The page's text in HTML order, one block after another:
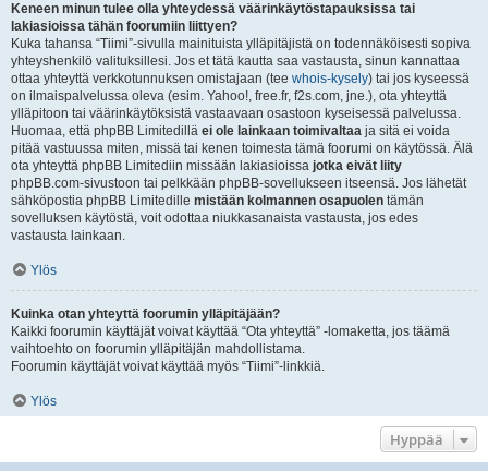
Keneen minun tulee olla yhteydessä väärinkäytöstapauksissa tai
lakiasioissa tähän foorumiin liittyen?
Kuka tahansa “Tiimi”-sivulla mainituista ylläpitäjistä on todennäköisesti sopiva
yhteyshenkilö valituksillesi. Jos et tätä kautta saa vastausta, sinun kannattaa
ottaa yhteyttä verkkotunnuksen omistajaan (tee whois-kysely) tai jos kyseessä
on ilmaispalvelussa oleva (esim. Yahoo!, free.fr, f2s.com, jne.), ota yhteyttä
ylläpitoon tai väärinkäytöksistä vastaavaan osastoon kyseisessä palvelussa.
Huomaa, että phpBB Limitedillä ei ole lainkaan toimivaltaa ja sitä ei voida
pitää vastuussa miten, missä tai kenen toimesta tämä foorumi on käytössä. Älä
ota yhteyttä phpBB Limitediin missään lakiasioissa jotka eivät liity
phpBB.com-sivustoon tai pelkkään phpBB-sovellukseen itseensä. Jos lähetät
sähköpostia phpBB Limitedille mistään kolmannen osapuolen tämän
sovelluksen käytöstä, voit odottaa niukkasanaista vastausta, jos edes
vastausta lainkaan.
Ylös
Kuinka otan yhteyttä foorumin ylläpitäjään?
Kaikki foorumin käyttäjät voivat käyttää “Ota yhteyttä” -lomaketta, jos täämä
vaihtoehto on foorumin ylläpitäjän mahdollistama.
Foorumin käyttäjät voivat käyttää myös “Tiimi”-linkkiä.
Ylös
Hyppää